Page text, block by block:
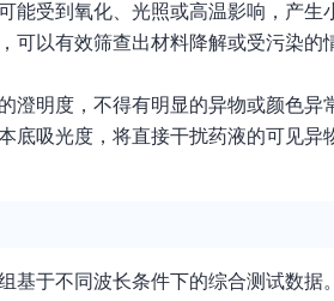
能受到氧化、光照或高温影响，产生
可以有效筛查出材料降解或受污染的
澄明度，不得有明显的异物或颜色异
底吸光度，将直接干扰药液的可见异
于不同波长条件下的综合测试数据